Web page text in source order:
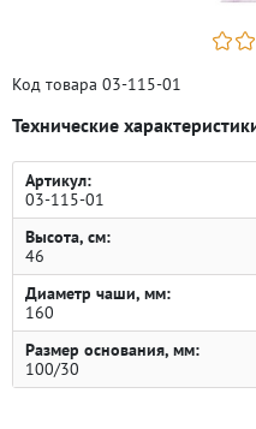
Код товара 03-115-01
Технические
Артикул:
03-115-01
Высота, см:
46
Диаметр чаши, мм:
160
Размер основания, мм:
100/30